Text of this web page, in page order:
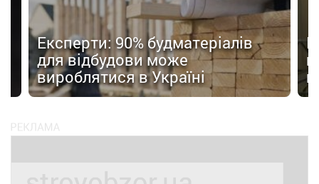
Експерти: 90% будматеріалів
для відбудови може
вироблятися в Україні